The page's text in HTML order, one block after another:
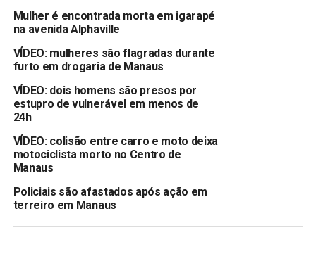
Mulher é encontrada morta em igarapé
na avenida Alphaville
VÍDEO: mulheres são flagradas durante
furto em drogaria de Manaus
VÍDEO: dois homens são presos por
estupro de vulnerável em menos de
24h
VÍDEO: colisão entre carro e moto deixa
motociclista morto no Centro de
Manaus
Policiais são afastados após ação em
terreiro em Manaus